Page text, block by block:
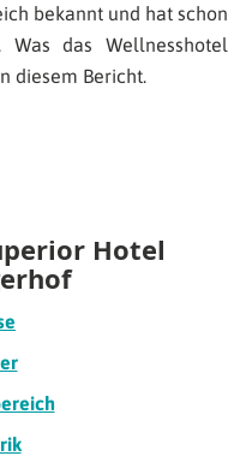
bekannt und hat schon
Was das Wellnesshotel
diesem Bericht.
Hotel